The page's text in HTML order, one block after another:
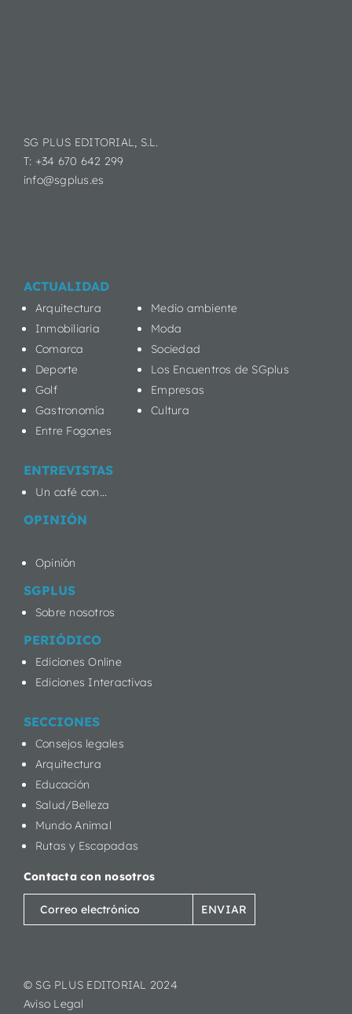
SG PLUS EDITORIAL, S.L.
T: +34 670 642 299
info@sgplus.es
ACTUALIDAD
Arquitectura
Inmobiliaria
Comarca
Deporte
Golf
Gastronomía
Entre Fogones
Medio ambiente
Moda
Sociedad
Los Encuentros de SGplus
Empresas
Cultura
ENTREVISTAS
Un café con...
OPINIÓN
Opinión
SGPLUS
Sobre nosotros
PERIÓDICO
Ediciones Online
Ediciones Interactivas
SECCIONES
Consejos legales
Arquitectura
Educación
Salud/Belleza
Mundo Animal
Rutas y Escapadas
Contacta con nosotros
Correo
electrónico
© SG PLUS EDITORIAL 2024
Aviso Legal